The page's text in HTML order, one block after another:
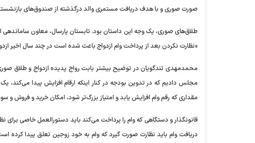
صورت صوری و با هدف دریافت مستمری والد درگذشته از صندوق‌های
طلاق‌های صوری، یک وجه این داستان بود. تابستان پارسال، معاون ساماندهی
«نظارت نکردن بعد از پرداخت وام ازدواج باعث شده است در چند سال اخیر
محمدمهدی تندگویان در توضیح بیشتر بابت رواج پدیده ازدواج و طلاق صوری
مجلس دادیم که در تدوین بودجه در کنار اینکه ارقام افزایش پیدا می‌کند،
مقداری که رقم وام افزایش یابد و امتیاز بزرگ‌تر شود، امکان خرید و فروش و
قانونگذار و دستگاهی که وام را پرداخت می‌کند باید دستورالعمل خاصی برای
دریافت وام باید نظارت صورت گیرد که وام به خود زوجین تعلق پیدا کرده